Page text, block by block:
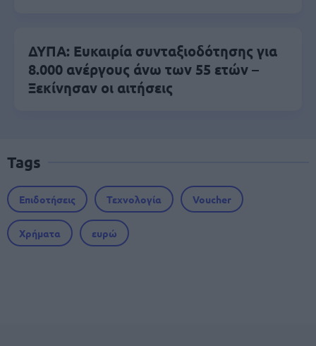
ΔΥΠΑ: Ευκαιρία συνταξιοδότησης για
8.000 ανέργους άνω των 55 ετών –
Ξεκίνησαν οι αιτήσεις
Tags
Επιδοτήσεις Τεχνολογία Voucher
Χρήματα ευρώ